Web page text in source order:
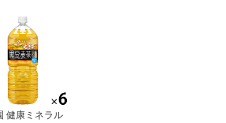
健康ミネラル